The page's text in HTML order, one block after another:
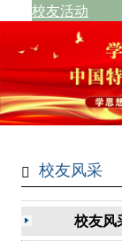
校友活动
校友风采
校友风